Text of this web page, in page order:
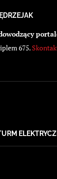
675.